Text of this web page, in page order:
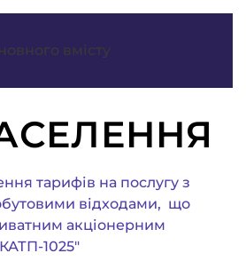
вмісту
тарифів на послугу з
відходами, що
акціонерним
1025"